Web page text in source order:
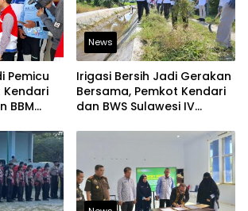
Pemicu
Kendari
BBM
News
Irigasi Bersih Jadi Gerakan
Bersama, Pemkot Kendari
dan BWS Sulawesi IV
Pangan